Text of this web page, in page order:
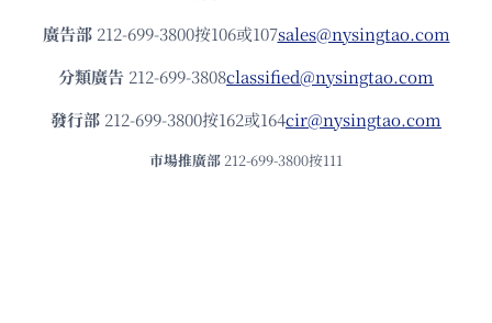
廣告部212-699-3800按106或107sales@nysingtao.com
分類廣告 212-699-3808classified@nysingtao.com
發⾏部 212-699-3800按162或164cir@nysingtao.com
市場推廣部 212-699-3800按111